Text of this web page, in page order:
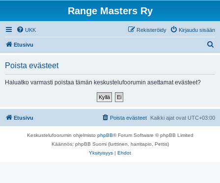
Range Masters Ry
UKK Kirjaudu sisään
Rekisteröidy
Etusivu
Poista evästeet
Haluatko varmasti poistaa tämän keskustelufoorumin asettamat evästeet?
Etusivu Kaikki ajat ovat UTC+03:00
Poista evästeet
Keskustelufoorumin ohjelmisto phpBB® Forum Software © phpBB Limited
Käännös: phpBB Suomi (lurttinen, harritapio, Pettis)
Yksityisyys | Ehdot